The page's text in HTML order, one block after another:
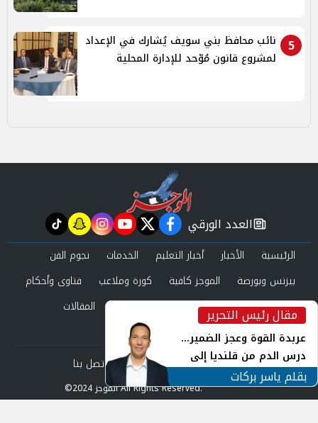
5
نائب محافظ بني سويف يُشارك في الإعداد
لمشروع قانون مُوّحد للإدارة المحلية
مقال رئيس التحرير
عربدة القوة وعجز الضمير...
درس الدم من قلنديا إلى
جنوب لبنان
بقلم ياسر بركات
newspaper
العدد الورقي facebook
twitter
youtube
instagram
snapchat
tiktok
الرئيسية الأخبار أخبار التعليم الخدمات
نجوم الفن
بيزنس وبورصة
الموجز كافية كورة وملاعب
فتاوى وأحكام
صحة وجمال
عرب وعالم حوادث ومحاكم
المقالات
العدد الورقي
من نحن
سياسة الخصوصية اتصل بنا
©2024 الموجز All Rights Reserved.